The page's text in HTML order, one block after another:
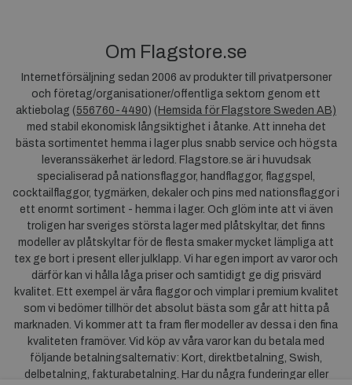
Om Flagstore.se
Internetförsäljning sedan 2006 av produkter till privatpersoner
och företag/organisationer/offentliga sektorn genom ett
aktiebolag (556760-4490) ( Hemsida för Flagstore Sweden AB)
med stabil ekonomisk långsiktighet i åtanke. Att inneha det
bästa sortimentet hemma i lager plus snabb service och högsta
leveranssäkerhet är ledord. Flagstore.se är i huvudsak
specialiserad på nationsflaggor, handflaggor, flaggspel,
cocktailflaggor, tygmärken, dekaler och pins med nationsflaggor i
ett enormt sortiment - hemma i lager. Och glöm inte att vi även
troligen har sveriges största lager med plåtskyltar, det finns
modeller av plåtskyltar för de flesta smaker mycket lämpliga att
tex ge bort i present eller julklapp. Vi har egen import av varor och
därför kan vi hålla låga priser och samtidigt ge dig prisvärd
kvalitet. Ett exempel är våra flaggor och vimplar i premium kvalitet
som vi bedömer tillhör det absolut bästa som går att hitta på
marknaden. Vi kommer att ta fram fler modeller av dessa i den fina
kvaliteten framöver. Vid köp av våra varor kan du betala med
följande betalningsalternativ: Kort, direktbetalning, Swish,
delbetalning, fakturabetalning. Har du några funderingar eller